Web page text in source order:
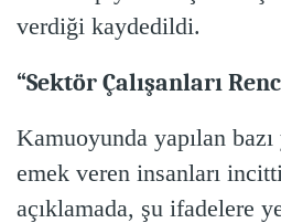
verdiği kaydedildi.
“Sektör Çalışanları
Kamuoyunda yapılan
emek veren insanları
açıklamada, şu ifadelere